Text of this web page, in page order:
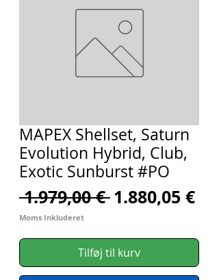
MAPEX Shellset, Saturn
Evolution Hybrid, Club,
Exotic Sunburst #PO
1.979,00 € Regulær
1.880,05 €
Moms Inkluderet
Tilføj til kurv